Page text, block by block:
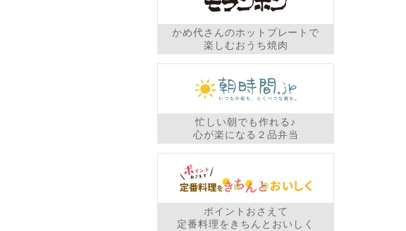
かめ代さんのホットプレートで
楽しむおうち焼肉
忙しい朝でも作れる♪
心が楽になる２品弁当
ポイントおさえて
定番料理をきちんとおいしく